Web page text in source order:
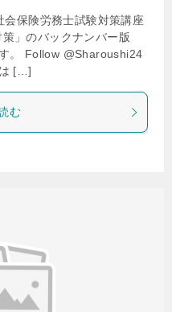
保険労務士試験対策講座
」のバックナンバー版
。 Follow @Sharoushi24
[…]
む